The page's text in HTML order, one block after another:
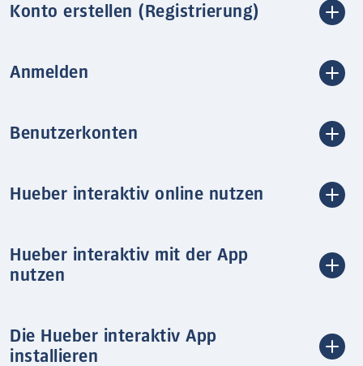
Konto erstellen (Registrierung)
Anmelden
Benutzerkonten
Hueber interaktiv online nutzen
Hueber interaktiv mit der App
nutzen
Die Hueber interaktiv App
installieren